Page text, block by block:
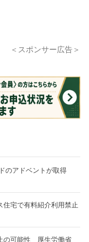
＜スポンサー広告＞
のアドベントが取得
宅で有料紹介利用禁止
の可能性 厚生労働省